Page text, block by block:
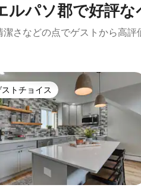
ルパソ郡で好評
潔さなどの点でゲストから高
評のゲストチョイスです。
トチョイス